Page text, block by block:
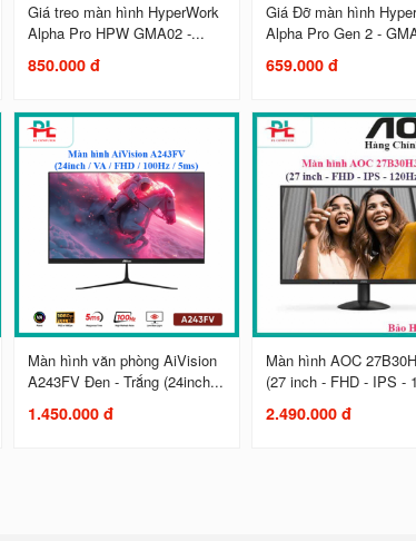
Giá treo màn hình HyperWork
Alpha Pro HPW GMA02 -...
850.000 đ
Giá Đỡ màn hình
Alpha Pro Gen 2 -
659.000 đ
Màn hình văn phòng AiVision
A243FV Đen - Trắng (24inch...
1.450.000 đ
Màn hình AOC
(27 inch - FHD - IPS -
2.490.000 đ